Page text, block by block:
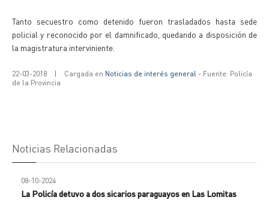
Tanto secuestro como detenido fueron trasladados hasta sede
policial y reconocido por el damnificado, quedando a disposición de
la magistratura interviniente.
22-03-2018 | Cargada en Noticias de interés general - Fuente: Policía
de la Provincia
Noticias Relacionadas
08-10-2024
La Policía detuvo a dos sicarios paraguayos en Las Lomitas